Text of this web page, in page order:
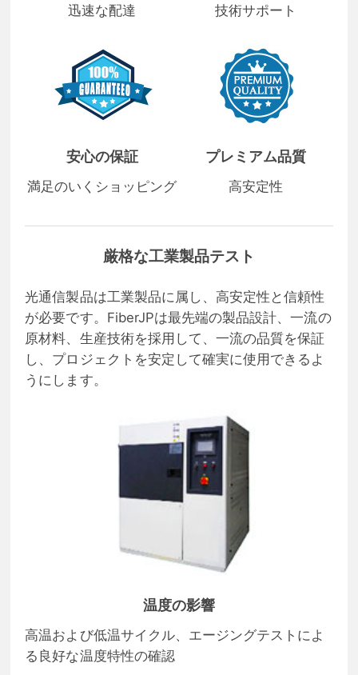
迅速な配達 技術サポート
安心の保証
満足のいくショッピング
プレミアム品質
高安定性
厳格な工業製品テスト
光通信製品は工業製品に属し、高安定性と信頼性
が必要です。FiberJPは最先端の製品設計、一流の
原材料、生産技術を採用して、一流の品質を保証
し、プロジェクトを安定して確実に使用できるよ
うにします。
温度の影響
高温および低温サイクル、エージングテストによ
る良好な温度特性の確認